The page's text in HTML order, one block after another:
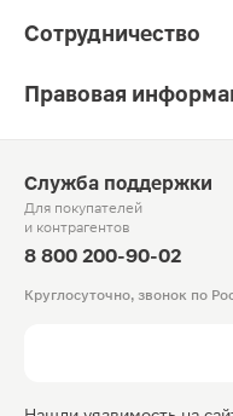
Сотрудничество
Правовая
Служба поддержки
Для покупателей
и контрагентов
8 800 200-90-02
Круглосуточно, звонок по